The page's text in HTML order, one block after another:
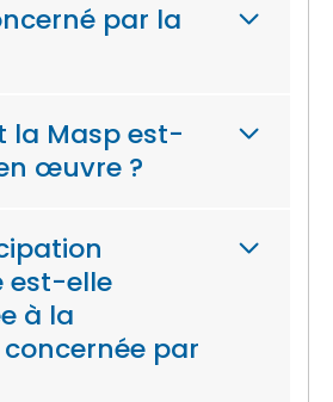
par la
la Masp est-
œuvre ?
est-elle
à la
par